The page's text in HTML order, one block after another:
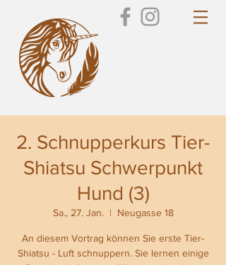
2. Schnupperkurs Tier-
Shiatsu Schwerpunkt
Hund (3)
Sa., 27. Jan.
  |
Neugasse 18
An diesem Vortrag können Sie erste Tier-
Shiatsu - Luft schnuppern. Sie lernen einige